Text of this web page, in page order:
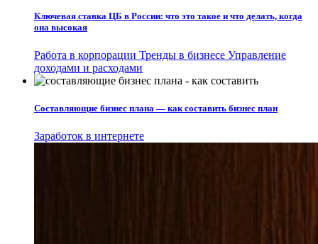
Ключевая ставка ЦБ в России: что это такое и что делать, когда
она высокая
Работа в корпорации Тренды в бизнесе Управление
доходами и расходами
Составляющие бизнес плана — как составить бизнес план
Заработок в интернете